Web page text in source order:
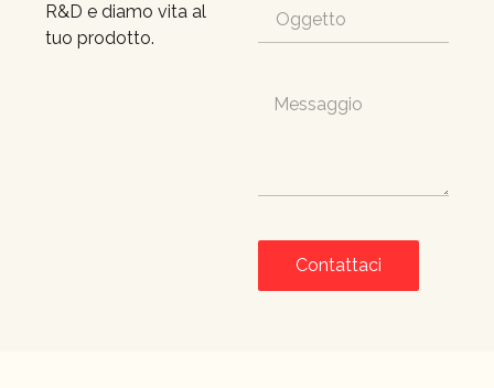
R&D e diamo vita al
tuo prodotto.
Contattaci